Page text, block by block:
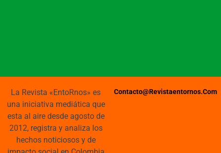
La Revista «EntoRnos» es
una iniciativa mediática que
esta al aire desde agosto de
2012, registra y analiza los
hechos noticiosos y de
Contacto@revistaentornos.com